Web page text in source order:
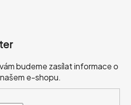
budeme zasílat informace o
e-shopu.